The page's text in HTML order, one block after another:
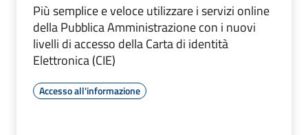
Più semplice e veloce utilizzare i servizi online
della Pubblica Amministrazione con i nuovi
livelli di accesso della Carta di identità
Elettronica (CIE)
Accesso all'informazione